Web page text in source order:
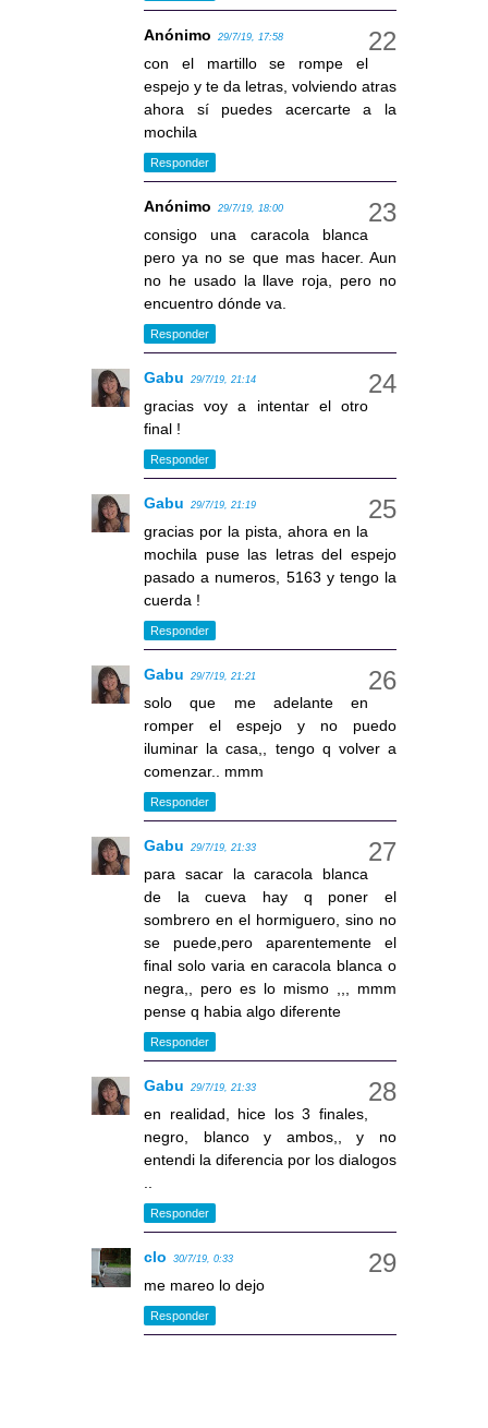
Anónimo 29/7/19, 17:58
con el martillo se rompe el
espejo y te da letras, volviendo atras
ahora sí puedes acercarte a la
mochila
Responder
Anónimo 29/7/19, 18:00
consigo una caracola blanca
pero ya no se que mas hacer. Aun
no he usado la llave roja, pero no
encuentro dónde va.
Responder
Gabu 29/7/19, 21:14
gracias voy a intentar el otro
final !
Responder
Gabu 29/7/19, 21:19
gracias por la pista, ahora en la
mochila puse las letras del espejo
pasado a numeros, 5163 y tengo la
cuerda !
Responder
Gabu 29/7/19, 21:21
solo que me adelante en
romper el espejo y no puedo
iluminar la casa,, tengo q volver a
comenzar.. mmm
Responder
Gabu 29/7/19, 21:33
para sacar la caracola blanca
de la cueva hay q poner el
sombrero en el hormiguero, sino no
se puede,pero aparentemente el
final solo varia en caracola blanca o
negra,, pero es lo mismo ,,, mmm
pense q habia algo diferente
Responder
Gabu 29/7/19, 21:33
en realidad, hice los 3 finales,
negro, blanco y ambos,, y no
entendi la diferencia por los dialogos
Responder
clo 30/7/19, 0:33
me mareo lo dejo
Responder